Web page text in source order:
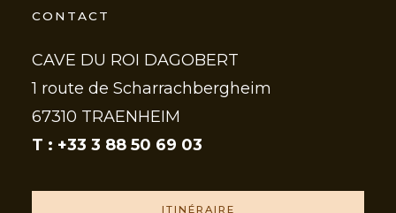
CONTACT
CAVE DU ROI DAGOBERT
1 route de Scharrachbergheim
67310 TRAENHEIM
T : +33 3 88 50 69 03
ITINÉRAIRE